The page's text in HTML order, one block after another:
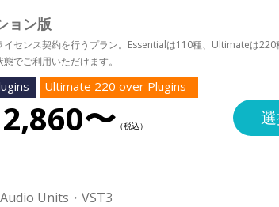
ョン版
イセンス契約を行うプラン。Essentialは110種、Ultimateは220
でご利用いただけます。
Ultimate 220 over Plugins
2,860〜
Units・VST3